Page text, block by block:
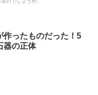
作ったものだった！5
器の正体